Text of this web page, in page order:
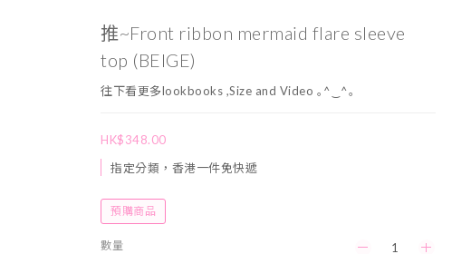
推~Front ribbon mermaid flare sleeve
top (BEIGE)
往下看更多lookbooks ,Size and Video ｡^‿^｡
HK$348.00
指定分類，香港一件免快遞
預購商品
數量